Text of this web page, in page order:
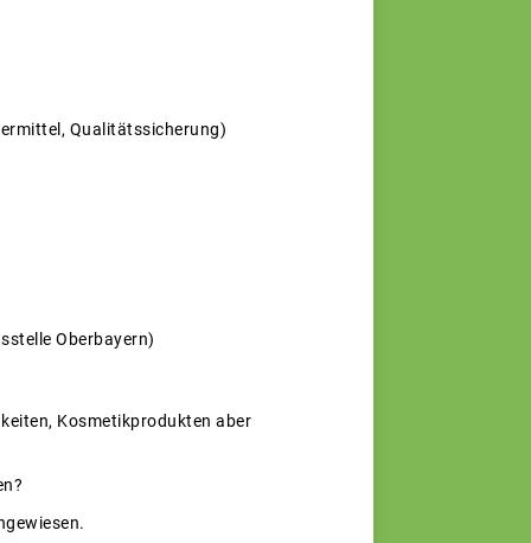
Qualitätssicherung)
Oberbayern)
Kosmetikprodukten aber